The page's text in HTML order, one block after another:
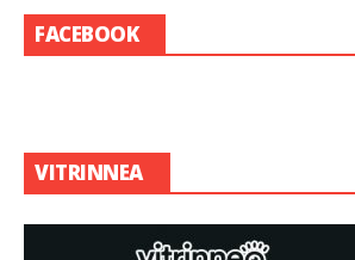
FACEBOOK
VITRINNEA